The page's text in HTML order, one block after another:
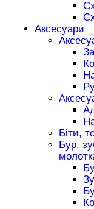
Аксесуари
Біти,
Бур,